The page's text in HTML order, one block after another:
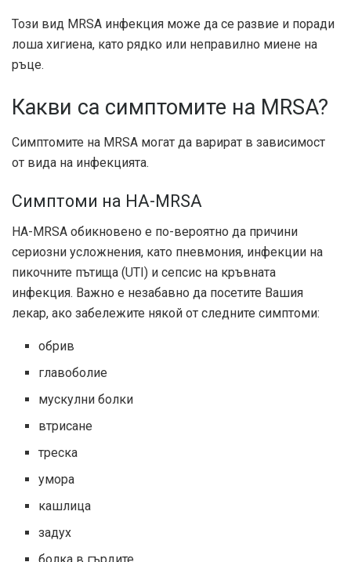
Този вид MRSA инфекция може да се развие и поради
лоша хигиена, като рядко или неправилно миене на
ръце.
Какви са симптомите на MRSA?
Симптомите на MRSA могат да варират в зависимост
от вида на инфекцията.
Симптоми на HA-MRSA
HA-MRSA обикновено е по-вероятно да причини
сериозни усложнения, като пневмония, инфекции на
пикочните пътища (UTI) и сепсис на кръвната
инфекция. Важно е незабавно да посетите Вашия
лекар, ако забележите някой от следните симптоми:
обрив
главоболие
мускулни болки
втрисане
треска
умора
кашлица
задух